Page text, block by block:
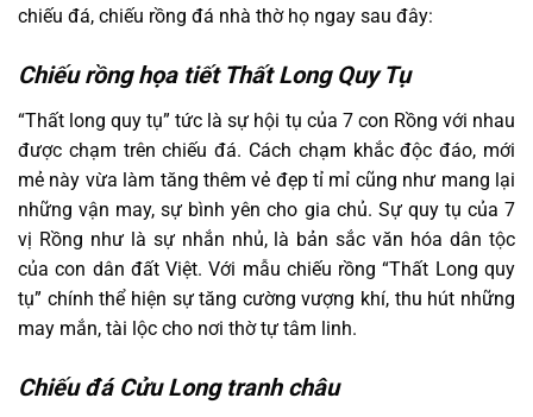
chiếu đá, chiếu rồng đá nhà thờ họ ngay sau đây:
Chiếu rồng họa tiết Thất Long Quy Tụ
“Thất long quy tụ” tức là sự hội tụ của 7 con Rồng với nhau
được chạm trên chiếu đá. Cách chạm khắc độc đáo, mới
mẻ này vừa làm tăng thêm vẻ đẹp tỉ mỉ cũng như mang lại
những vận may, sự bình yên cho gia chủ. Sự quy tụ của 7
vị Rồng như là sự nhắn nhủ, là bản sắc văn hóa dân tộc
của con dân đất Việt. Với mẫu chiếu rồng “Thất Long quy
tụ” chính thể hiện sự tăng cường vượng khí, thu hút những
may mắn, tài lộc cho nơi thờ tự tâm linh.
Chiếu đá Cửu Long tranh châu